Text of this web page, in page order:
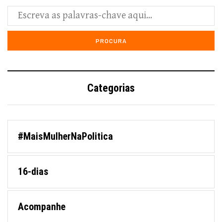
Categorias
#MaisMulherNaPolitica
16-dias
Acompanhe